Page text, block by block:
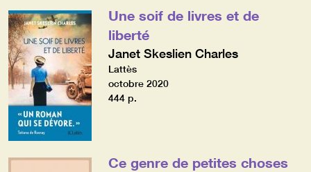
Une soif de livres et de
liberté
Janet Skeslien Charles
Lattès
octobre 2020
444 p.
Ce genre de petites choses